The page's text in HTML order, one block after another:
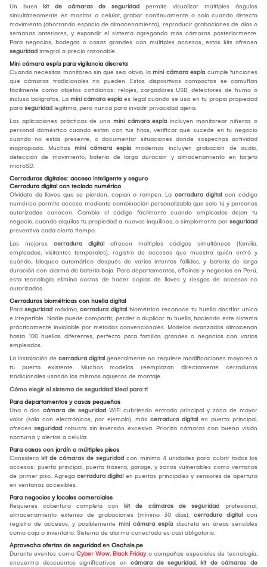
Un buen kit de cámaras de seguridad permite visualizar múltiples ángulos
simultáneamente en monitor o celular, grabar continuamente o solo cuando detecta
movimiento (ahorrando espacio de almacenamiento), reproducir grabaciones de días o
semanas anteriores, y expandir el sistema agregando más cámaras posteriormente.
Para negocios, bodegas o casas grandes con múltiples accesos, estos kits ofrecen
seguridad integral a precio razonable.
Mini cámara espía para vigilancia discreta
Cuando necesitas monitoreo sin que sea obvio, la mini cámara espía cumple funciones
que cámaras tradicionales no pueden. Estos dispositivos compactos se camuflan
fácilmente como objetos cotidianos: relojes, cargadores USB, detectores de humo o
incluso bolígrafos. La mini cámara espía es legal cuando se usa en tu propia propiedad
para seguridad legítima, pero nunca para invadir privacidad ajena.
Las aplicaciones prácticas de una mini cámara espía incluyen monitorear niñeras o
personal doméstico cuando están con tus hijos, verificar qué sucede en tu negocio
cuando no estás presente, o documentar situaciones donde sospechas actividad
inapropiada. Muchas mini cámara espía modernas incluyen grabación de audio,
detección de movimiento, batería de larga duración y almacenamiento en tarjeta
microSD.
Cerraduras digitales: acceso inteligente y seguro
Cerradura digital con teclado numérico
Olvídate de llaves que se pierden, copian o rompen. La cerradura digital con código
numérico permite acceso mediante combinación personalizable que solo tú y personas
autorizadas conocen. Cambia el código fácilmente cuando empleados dejan tu
negocio, cuando alquilas tu propiedad a nuevos inquilinos, o simplemente por seguridad
preventiva cada cierto tiempo.
Las mejores cerradura digital ofrecen múltiples códigos simultáneos (familia,
empleados, visitantes temporales), registro de accesos que muestra quién entró y
cuándo, bloqueo automático después de varios intentos fallidos, y batería de larga
duración con alarma de batería baja. Para departamentos, oficinas y negocios en Perú,
esta tecnología elimina costos de hacer copias de llaves y riesgos de accesos no
autorizados.
Cerraduras biométricas con huella digital
Para seguridad máxima, cerradura digital biométrica reconoce tu huella dactilar única
e irrepetible. Nadie puede compartir, perder o duplicar tu huella, haciendo este sistema
prácticamente inviolable por métodos convencionales. Modelos avanzados almacenan
hasta 100 huellas diferentes, perfecto para familias grandes o negocios con varios
empleados.
La instalación de cerradura digital generalmente no requiere modificaciones mayores a
tu puerta existente. Muchos modelos reemplazan directamente cerraduras
tradicionales usando los mismos agujeros de montaje.
Cómo elegir el sistema de seguridad ideal para ti
Para departamentos y casas pequeñas
Una o dos cámara de seguridad WiFi cubriendo entrada principal y zona de mayor
valor (sala con electrónicos, por ejemplo), más cerradura digital en puerta principal,
ofrecen seguridad robusta sin inversión excesiva. Prioriza cámaras con buena visión
nocturna y alertas a celular.
Para casas con jardín o múltiples pisos
Considera kit de cámaras de seguridad con mínimo 4 unidades para cubrir todos los
accesos: puerta principal, puerta trasera, garage, y zonas vulnerables como ventanas
de primer piso. Agrega cerradura digital en puertas principales y sensores de apertura
en ventanas accesibles.
Para negocios y locales comerciales
Requieres cobertura completa con kit de cámaras de seguridad profesional,
almacenamiento extenso de grabaciones (mínimo 30 días), cerradura digital con
registro de accesos, y posiblemente mini cámara espía discreta en áreas sensibles
como caja o inventario. Sistema de alarma conectado es casi obligatorio.
Aprovecha ofertas de seguridad en Oechsle.pe
Durante eventos como Cyber Wow, Black Fridayo campañas especiales de tecnología,
encuentra descuentos significativos en cámara de seguridad, kit de cámaras de